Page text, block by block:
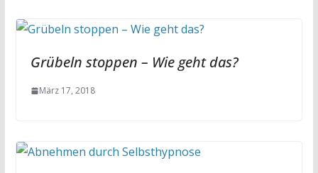
Grübeln stoppen – Wie geht das?
März 17, 2018